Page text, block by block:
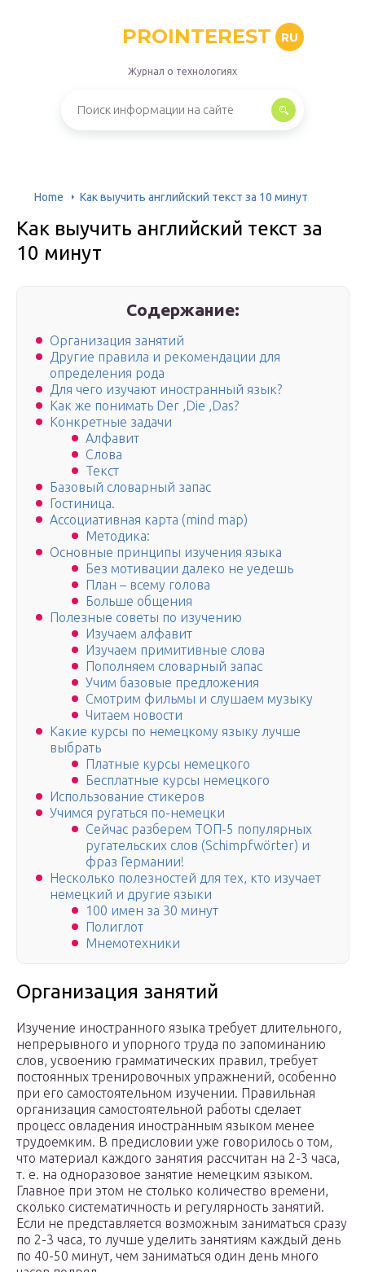
PROINTEREST RU
Журнал о технологиях
Home Как выучить английский текст за 10 минут
Как выучить английский текст за
10 минут
Содержание:
Организация занятий
Другие правила и рекомендации для
определения рода
Для чего изучают иностранный язык?
Как же понимать Der ,Die ,Das?
Конкретные задачи
Алфавит
Слова
Текст
Базовый словарный запас
Гостиница.
Ассоциативная карта (mind map)
Методика:
Основные принципы изучения языка
Без мотивации далеко не уедешь
План – всему голова
Больше общения
Полезные советы по изучению
Изучаем алфавит
Изучаем примитивные слова
Пополняем словарный запас
Учим базовые предложения
Смотрим фильмы и слушаем музыку
Читаем новости
Какие курсы по немецкому языку лучше
выбрать
Платные курсы немецкого
Бесплатные курсы немецкого
Использование стикеров
Учимся ругаться по-немецки
Сейчас разберем ТОП-5 популярных
ругательских слов (Schimpfwörter) и
фраз Германии!
Несколько полезностей для тех, кто изучает
немецкий и другие языки
100 имен за 30 минут
Полиглот
Мнемотехники
Организация занятий
Изучение иностранного языка требует длительного,
непрерывного и упорного труда по запоминанию
слов, усвоению грамматических правил, требует
постоянных тренировочных упражнений, особенно
при его самостоятельном изучении. Правильная
организация самостоятельной работы сделает
процесс овладения иностранным языком менее
трудоемким. В предисловии уже говорилось о том,
что материал каждого занятия рассчитан на 2-3 часа,
т. е. на одноразовое занятие немецким языком.
Главное при этом не столько количество времени,
сколько систематичность и регулярность занятий.
Если не представляется возможным заниматься сразу
по 2-3 часа, то лучше уделить занятиям каждый день
по 40-50 минут, чем заниматься один день много